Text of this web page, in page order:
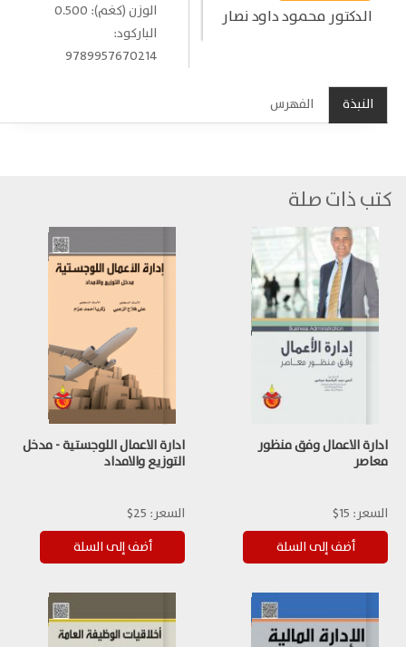
الدكتور محمود داود نصار
الوزن (كغم): 0.500
الباركود:
9789957670214
النبذة الفهرس
كتب ذات صلة
ادارة الاعمال وفق منظور
معاصر
السعر: 15$
ادارة الاعمال اللوجستية - مدخل
التوزيع والامداد
السعر: 25$